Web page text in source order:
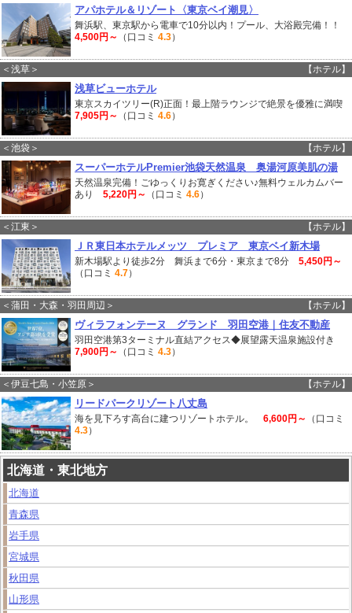
アパホテル＆リゾート〈東京ベイ潮見〉
舞浜駅、東京駅から電車で10分以内！プール、大浴殿完備！！
4,500円～
（口コミ 4.3）
＜浅草＞ 【ホテル】
浅草ビューホテル
東京スカイツリー(R)正面！最上階ラウンジで絶景を優雅に満喫
7,905円～
（口コミ 4.6）
＜池袋＞ 【ホテル】
スーパーホテルPremier池袋天然温泉 奥湯河原美肌の湯
天然温泉完備！ごゆっくりお寛ぎください♪無料ウェルカムバー
あり 5,220円～ （口コミ 4.6）
＜江東＞ 【ホテル】
ＪＲ東日本ホテルメッツ プレミア 東京ベイ新木場
新木場駅より徒歩2分 舞浜まで6分・東京まで8分 5,450円～
（口コミ 4.7）
＜蒲田・大森・羽田周辺＞ 【ホテル】
ヴィラフォンテーヌ グランド 羽田空港｜住友不動産
羽田空港第3ターミナル直結アクセス◆展望露天温泉施設付き
7,900円～
（口コミ 4.3）
＜伊豆七島・小笠原＞ 【ホテル】
リードパークリゾート八丈島
海を見下ろす高台に建つリゾートホテル。 6,600円～
（口コミ
4.3）
北海道・東北地方
北海道
青森県
岩手県
宮城県
秋田県
山形県